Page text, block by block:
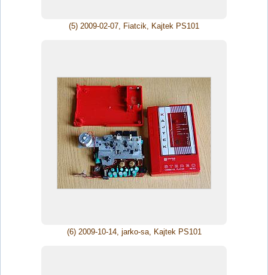
(5) 2009-02-07, Fiatcik, Kajtek PS101
(6) 2009-10-14, jarko-sa, Kajtek PS101